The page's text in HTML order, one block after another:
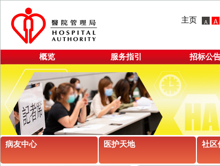
主页
概览 服务指引 招标公
病友中心 医护天地 社区